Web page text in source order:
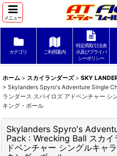
メニュー
カテゴリ ご利用案内
特定商取引法表
示及びプライバ
シーポリシー
ホーム > スカイランダーズ > SKY
> Skylanders Spyro's Adventure Single
ランダース スパイロズ アドベンチャー
キング・ボール
Skylanders Spyro's
Pack : Wrecking Ball スカイ
ドベンチャー シングルキ